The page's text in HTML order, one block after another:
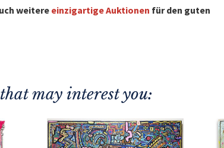
weitere einzigartige Auktionen für den guten
may interest you: